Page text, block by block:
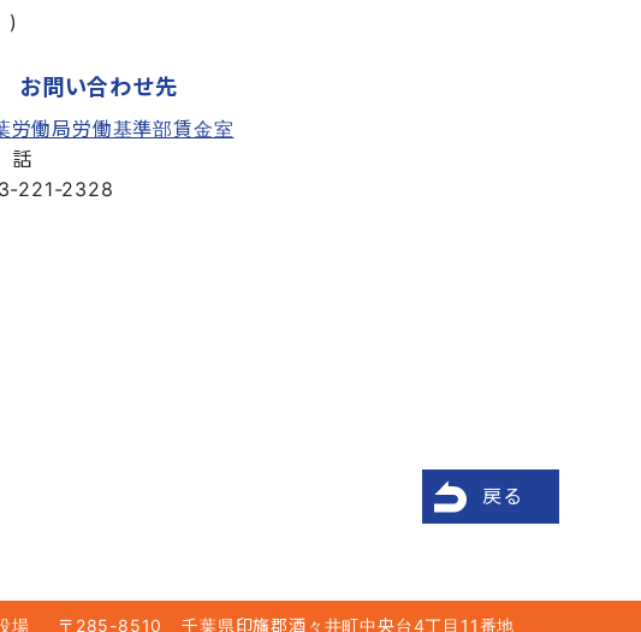
)
お問い合わせ先
労働局労働基準部賃金室
話
221-2328
戻る
場 〒285-8510 千葉県印旛郡酒々井町中央台4丁目11番地